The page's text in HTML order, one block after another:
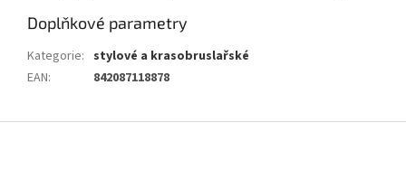
Doplňkové parametry
Kategorie: stylové a krasobruslařské
EAN: 842087118878